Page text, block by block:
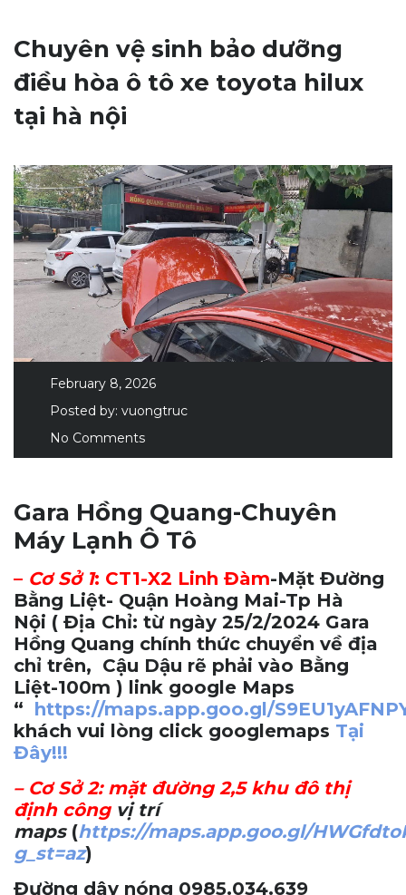
Chuyên vệ sinh bảo dưỡng
điều hòa ô tô xe toyota hilux
tại hà nội
February 8, 2026
Posted by: vuongtruc
No Comments
Gara Hồng Quang-Chuyên
Máy Lạnh Ô Tô
– Cơ Sở 1: CT1-X2 Linh Đàm-Mặt Đường
Bằng Liệt- Quận Hoàng Mai-Tp Hà
Nội ( Địa Chỉ: từ ngày 25/2/2024 Gara
Hồng Quang chính thức chuyển về địa
chỉ trên, Cậu Dậu rẽ phải vào Bằng
Liệt-100m ) link google Maps
“ https://maps.app.goo.gl/
khách vui lòng click googlemaps Tại
Đây!!!
– Cơ Sở 2: mặt đường 2,5 khu đô thị
định côngvị trí
maps(https://maps.app.goo.gl/
g_st=az)
Đường dây nóng 0985.034.639